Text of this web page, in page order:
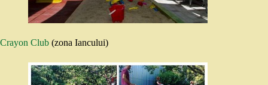
Crayon Club (zona Iancului)